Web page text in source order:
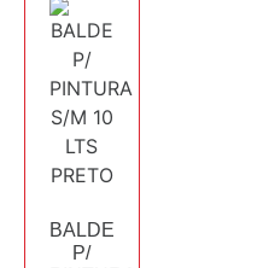
BALDE
P/